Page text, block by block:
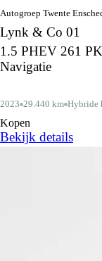
Autogroep Twente
Lynk & Co 01
1.5 PHEV 261 PK
Navigatie
2023 29.440 km Hybride
Kopen
Bekijk details